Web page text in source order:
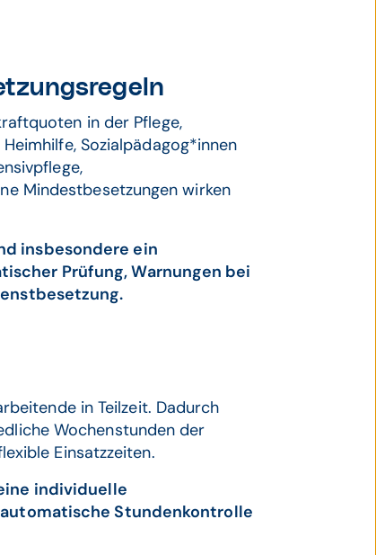
in der Pflege,
Sozialpädagog*innen
Mindestbesetzungen wirken
insbesondere ein
Prüfung, Warnungen bei
in Teilzeit. Dadurch
Wochenstunden der
Einsatzzeiten.
individuelle
Stundenkontrolle